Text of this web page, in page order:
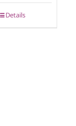
Details